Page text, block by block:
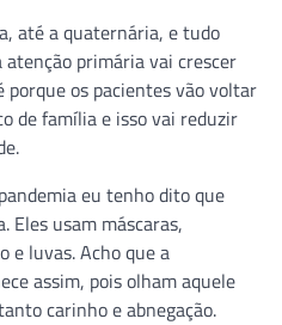
até a quaternária, e tudo
atenção primária vai crescer
os pacientes vão voltar
de família e isso vai reduzir
eu tenho dito que
Eles usam máscaras,
e luvas. Acho que a
assim, pois olham aquele
carinho e abnegação.